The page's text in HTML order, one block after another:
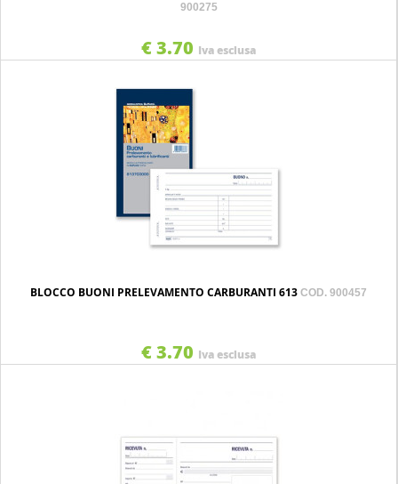
900275
€ 3.70 Iva esclusa
BLOCCO BUONI PRELEVAMENTO CARBURANTI 613 COD. 900457
€ 3.70 Iva esclusa